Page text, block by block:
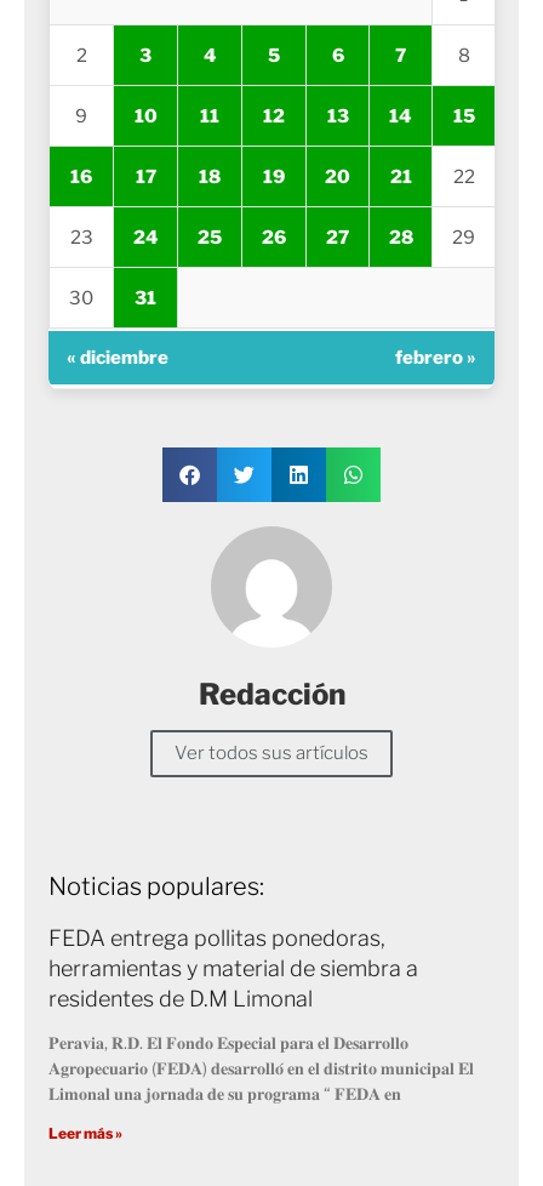
2 3 4 5 6 7 8
9 10 11 12 13 14 15
16 17 18 19 20 21 22
23 24 25 26 27 28 29
30 31
« diciembre febrero »
Redacción
Ver todos sus artículos
Noticias populares:
FEDA entrega pollitas ponedoras,
herramientas y material de siembra a
residentes de D.M Limonal
𝐏𝐞𝐫𝐚𝐯𝐢𝐚, 𝐑.𝐃. 𝐄𝐥 𝐅𝐨𝐧𝐝𝐨 𝐄𝐬𝐩𝐞𝐜𝐢𝐚𝐥 𝐩𝐚𝐫𝐚 𝐞𝐥 𝐃𝐞𝐬𝐚𝐫𝐫𝐨𝐥𝐥𝐨
𝐀𝐠𝐫𝐨𝐩𝐞𝐜𝐮𝐚𝐫𝐢𝐨 (𝐅𝐄𝐃𝐀) 𝐝𝐞𝐬𝐚𝐫𝐫𝐨𝐥𝐥𝐨́ 𝐞𝐧 𝐞𝐥 𝐝𝐢𝐬𝐭𝐫𝐢𝐭𝐨 𝐦𝐮𝐧𝐢𝐜𝐢𝐩𝐚𝐥 𝐄𝐥
𝐋𝐢𝐦𝐨𝐧𝐚𝐥 𝐮𝐧𝐚 𝐣𝐨𝐫𝐧𝐚𝐝𝐚 𝐝𝐞 𝐬𝐮 𝐩𝐫𝐨𝐠𝐫𝐚𝐦𝐚 “ 𝐅𝐄𝐃𝐀 𝐞𝐧
Leer más »